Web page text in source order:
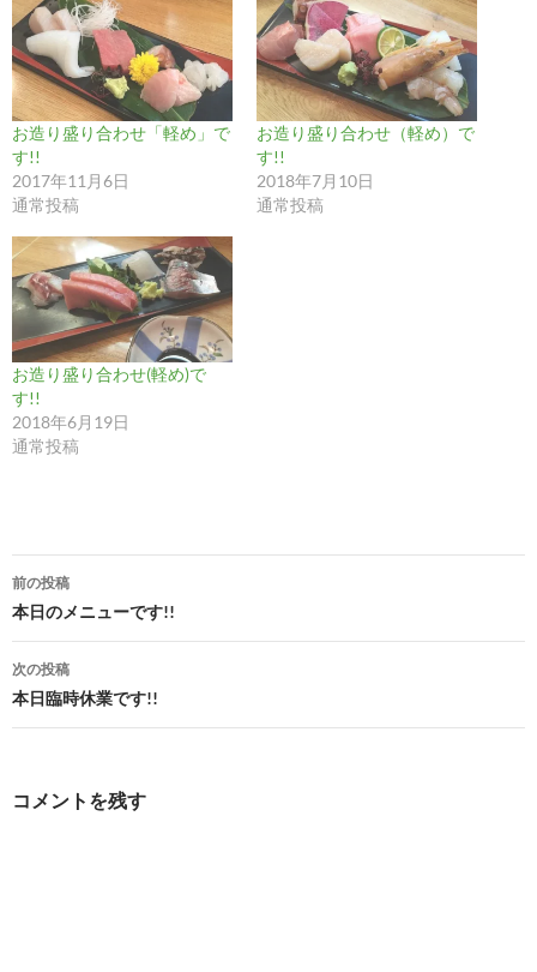
お造り盛り合わせ「軽め」で
す!!
2017年11月6日
通常投稿
お造り盛り合わせ（軽め）で
す!!
2018年7月10日
通常投稿
お造り盛り合わせ(軽め)で
す!!
2018年6月19日
通常投稿
投
稿
ナ
ビ
前の投稿
本日のメニューです!!
次の投稿
本日臨時休業です!!
コメントを残す